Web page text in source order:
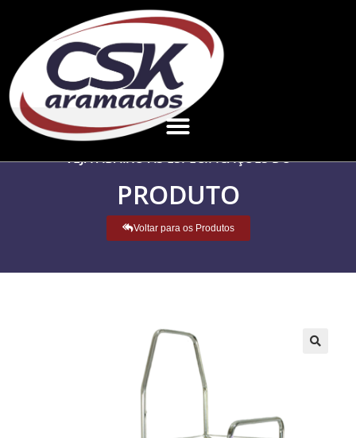
VEJA ABAIXO AS ESPECIFICAÇÕES DO
PRODUTO
Voltar para os Produtos